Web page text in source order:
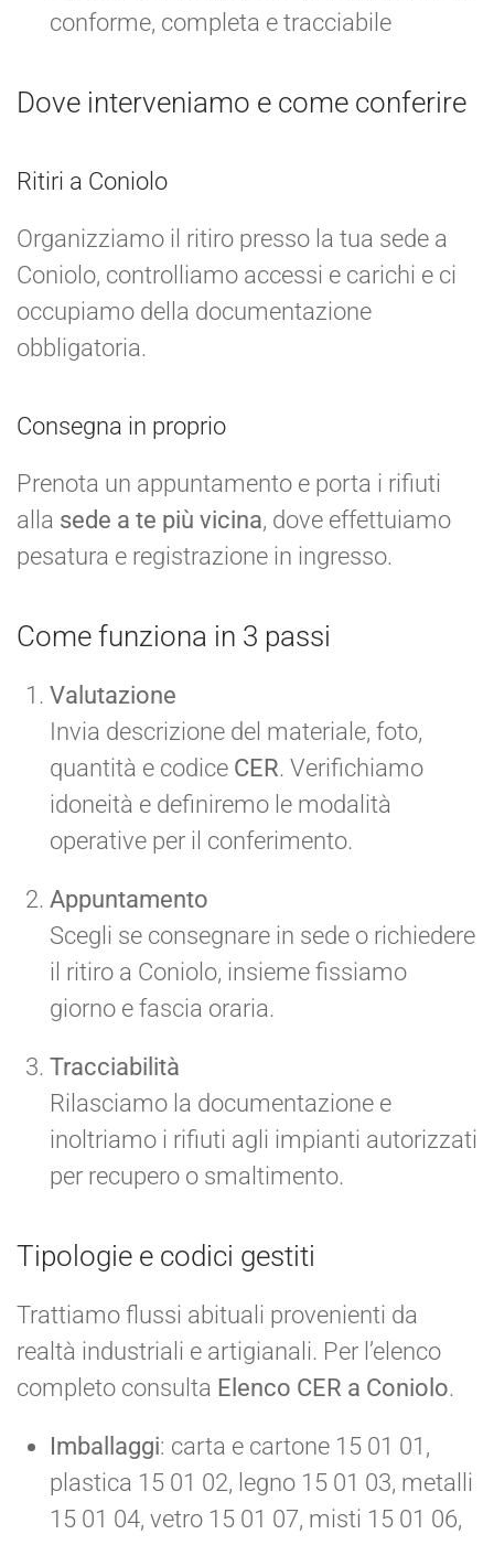
conforme, completa e tracciabile
Dove interveniamo e come conferire
Ritiri a Coniolo
Organizziamo il ritiro presso la tua sede a
Coniolo, controlliamo accessi e carichi e ci
occupiamo della documentazione
obbligatoria.
Consegna in proprio
Prenota un appuntamento e porta i rifiuti
alla sede a te più vicina, dove effettuiamo
pesatura e registrazione in ingresso.
Come funziona in 3 passi
Valutazione
Invia descrizione del materiale, foto,
quantità e codice CER. Verifichiamo
idoneità e definiremo le modalità
operative per il conferimento.
Appuntamento
Scegli se consegnare in sede o richiedere
il ritiro a Coniolo, insieme fissiamo
giorno e fascia oraria.
Tracciabilità
Rilasciamo la documentazione e
inoltriamo i rifiuti agli impianti autorizzati
per recupero o smaltimento.
Tipologie e codici gestiti
Trattiamo flussi abituali provenienti da
realtà industriali e artigianali. Per l’elenco
completo consulta Elenco CER a Coniolo.
Imballaggi: carta e cartone 15 01 01,
plastica 15 01 02, legno 15 01 03, metalli
15 01 04, vetro 15 01 07, misti 15 01 06,